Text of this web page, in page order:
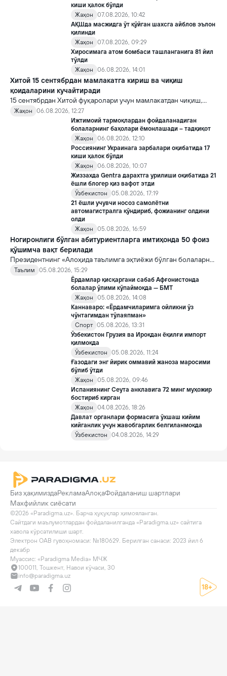
киши ҳалок бўлди
Жаҳон
07.08.2026, 10:42
АҚШда масжидга ўт қўйган шахсга айблов эълон
қилинди
Жаҳон
07.08.2026, 09:29
Хиросимага атом бомбаси ташланганига 81 йил
тўлди
Жаҳон
06.08.2026, 14:01
Хитой 15 сентябрдан мамлакатга кириш ва чиқиш
қоидаларини кучайтиради
15 сентябрдан Хитой фуқаролари учун мамлакатдан чиқиш,
хорижликлар учун эса Хитойга кириш тартиби бўйича янги
қоидалар кучга киради.
Жаҳон
06.08.2026, 12:27
Ижтимоий тармоқлардан фойдаланадиган
болаларнинг баҳолари ёмонлашади – тадқиқот
Жаҳон
06.08.2026, 12:10
Россиянинг Украинага зарбалари оқибатида 17
киши ҳалок бўлди
Жаҳон
06.08.2026, 10:07
Жиззахда Gentra дарахтга урилиши оқибатида 21
ёшли блогер қиз вафот этди
Ўзбекистон
05.08.2026, 17:19
21 ёшли учувчи носоз самолётни
автомагистралга қўндириб, фожианинг олдини
олди
Жаҳон
05.08.2026, 16:59
Ногиронлиги бўлган абитуриентларга имтиҳонда 50 фоиз
қўшимча вақт берилади
Президентнинг «Алоҳида таълимга эҳтиёжи бўлган болаларни
таълим ва ижтимоий хизматлар билан қамраб олиш тизимини
такомиллаштириш бўйича қўшимча чора-тадбирлар
тўғрисида»ги қарори билан инклюзив таълим соҳасида қатор
янги механизмлар жорий этилади.
Таълим
05.08.2026, 15:29
Ёрдамлар қисқаргани сабаб Афғонистонда
болалар ўлими кўпаймоқда — БМТ
Жаҳон
05.08.2026, 14:08
Каннаваро: «Ёрдамчиларимга ойликни ўз
чўнтагимдан тўлаяпман»
Спорт 05.08.2026, 13:31
Ўзбекистон Грузия ва Ироқдан ёқилғи импорт
қилмоқда
Ўзбекистон
05.08.2026, 11:24
Ғазодаги энг йирик оммавий жаноза маросими
бўлиб ўтди
Жаҳон
05.08.2026, 09:46
Испаниянинг Сеута анклавига 72 минг муҳожир
бостириб кирган
Жаҳон
04.08.2026, 18:26
Давлат органлари формасига ўхшаш кийим
кийганлик учун жавобгарлик белгиланмоқда
Ўзбекистон
04.08.2026, 14:29
Биз ҳақимиздаРекламаАлоқаФойдаланиш шартлари
Махфийлик сиёсати
©2026 «Paradigma.uz». Барча ҳуқуқлар ҳимояланган.
Сайтдаги маълумотлардан фойдаланилганда «Paradigma.uz» сайтига
хавола кўрсатилиши шарт.
Электрон ОАВ гувоҳномаси: №180629. Берилган санаси: 2023 йил 6
декабр
Муассис: «Paradigma Media» МЧЖ
100011, Тошкент, Навои кўчаси, 30
info@paradigma.uz